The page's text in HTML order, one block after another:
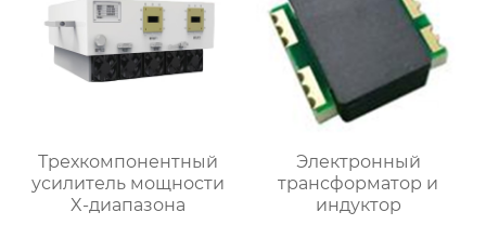
Трехкомпонентный
усилитель мощности
X-диапазона
Электронный
трансформатор и
индуктор